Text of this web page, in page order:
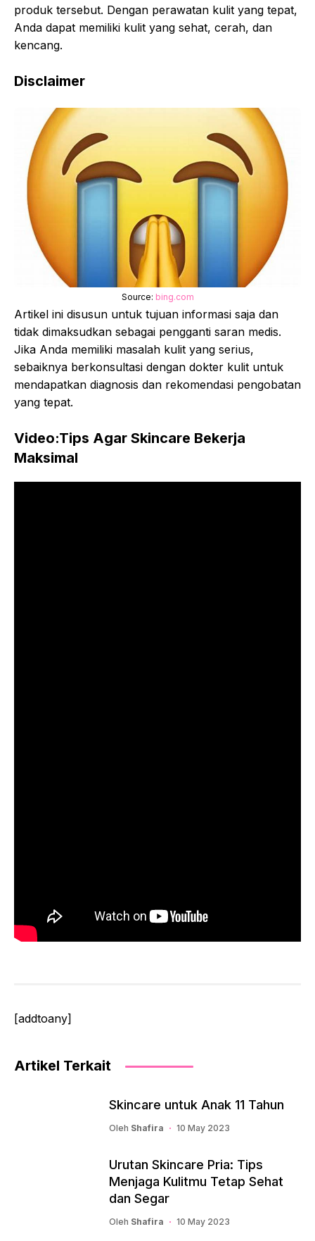
produk tersebut. Dengan perawatan kulit yang tepat,
Anda dapat memiliki kulit yang sehat, cerah, dan
kencang.
Disclaimer
Source: bing.com
Artikel ini disusun untuk tujuan informasi saja dan
tidak dimaksudkan sebagai pengganti saran medis.
Jika Anda memiliki masalah kulit yang serius,
sebaiknya berkonsultasi dengan dokter kulit untuk
mendapatkan diagnosis dan rekomendasi pengobatan
yang tepat.
Video:Tips Agar Skincare Bekerja
Maksimal
[addtoany]
Artikel Terkait
Skincare untuk Anak 11 Tahun
Oleh Shafira 10 May 2023
Urutan Skincare Pria: Tips
Menjaga Kulitmu Tetap Sehat
dan Segar
Oleh Shafira 10 May 2023